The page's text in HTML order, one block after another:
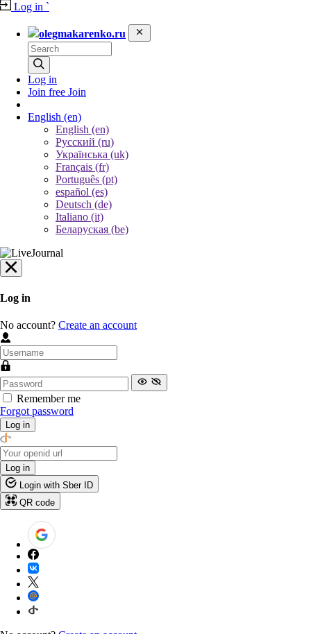
Log in `
olegmakarenko.ru
Log in
Join free Join
English (en)
English (en)
Русский (ru)
Українська (uk)
Français (fr)
Português (pt)
español (es)
Deutsch (de)
Italiano (it)
Беларуская (be)
Log in
No account? Create an account
Remember me
Forgot password
Log in
Log in
Login with Sber ID
QR code